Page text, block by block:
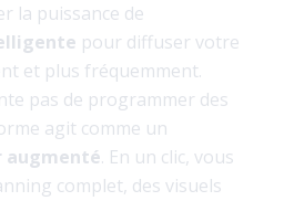
la puissance de
pour diffuser votre
et plus fréquemment.
pas de programmer des
agit comme un
augmenté. En un clic, vous
complet, des visuels